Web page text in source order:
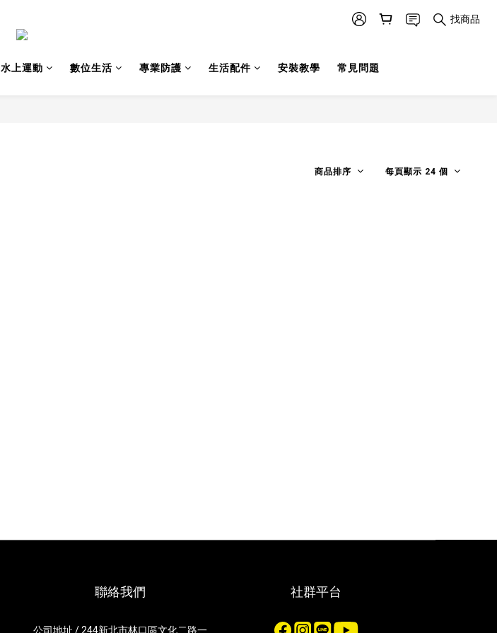
找商品
水上運動 數位生活 專業防護 生活配件 安裝教學 常見問題
商品排序 每頁顯示 24 個
聯絡我們
公司地址 / 244新北市林口區文化二路一
社群平台